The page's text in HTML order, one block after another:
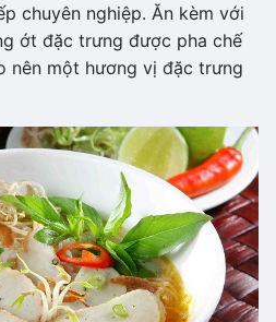
chuyên nghiệp. Ăn kèm với
ớt đặc trưng được pha chế
nên một hương vị đặc trưng